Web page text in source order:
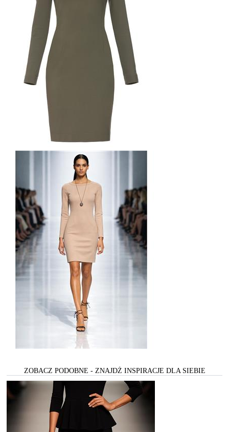
ZOBACZ PODOBNE - ZNAJDŻ INSPIRACJE DLA SIEBIE